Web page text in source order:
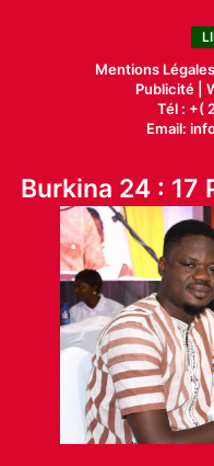
Mentions Légales
Publicité|
Tél : +(
Email:
Burkina 24 : 17